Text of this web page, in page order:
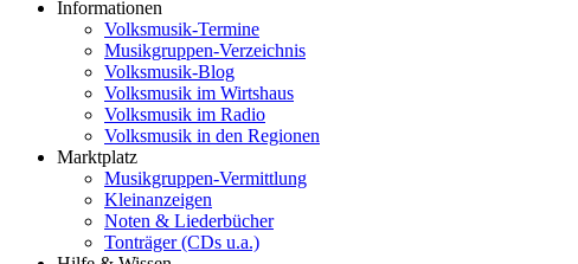
Informationen
Volksmusik-Termine
Musikgruppen-Verzeichnis
Volksmusik-Blog
Volksmusik im Wirtshaus
Volksmusik im Radio
Volksmusik in den Regionen
Marktplatz
Musikgruppen-Vermittlung
Kleinanzeigen
Noten & Liederbücher
Tonträger (CDs u.a.)